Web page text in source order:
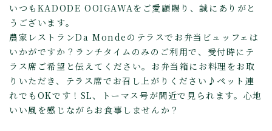
いつもKADODE OOIGAWAをご愛顧賜り、誠にありがと
うございます。
農家レストランDa Mondeのテラスでお弁当ビュッフェは
いかがですか？ランチタイムのみのご利用で、受付時にテ
ラス席ご希望と伝えてください。お弁当箱にお料理をお取
りいただき、テラス席でお召し上がりください♪ペット連
れでもOKです！SL、トーマス号が間近で見られます。心地
いい風を感じながらお食事しませんか？